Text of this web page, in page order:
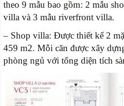
theo 9 mẫu bao gồm: 2 mẫu
villa và 3 mẫu riverfront villa.
– Shop villa: Được thiết kế 2
459 m2. Mỗi căn được xây
phòng ngủ với tổng diện tích